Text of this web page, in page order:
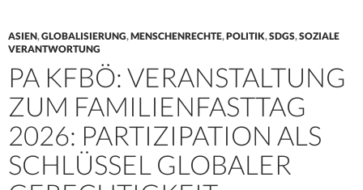
ASIEN,GLOBALISIERUNG,MENSCHENRECHTE,POLITIK,SDGS,SOZIALE
VERANTWORTUNG
PA KFBÖ: VERANSTALTUNG
ZUM FAMILIENFASTTAG
2026: PARTIZIPATION ALS
SCHLÜSSEL GLOBALER